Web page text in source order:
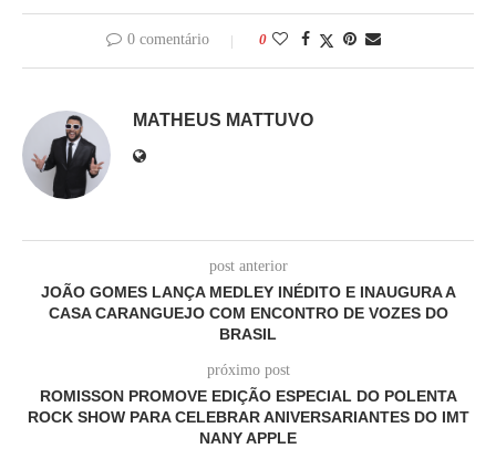
0 comentário 0
MATHEUS MATTUVO
post anterior
JOÃO GOMES LANÇA MEDLEY INÉDITO E INAUGURA A
CASA CARANGUEJO COM ENCONTRO DE VOZES DO
BRASIL
próximo post
ROMISSON PROMOVE EDIÇÃO ESPECIAL DO POLENTA
ROCK SHOW PARA CELEBRAR ANIVERSARIANTES DO IMT
NANY APPLE